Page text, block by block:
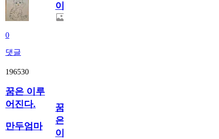
0
댓글
이
196530
꿈은 이루
어진다.
만두엄마
꿈
은
이